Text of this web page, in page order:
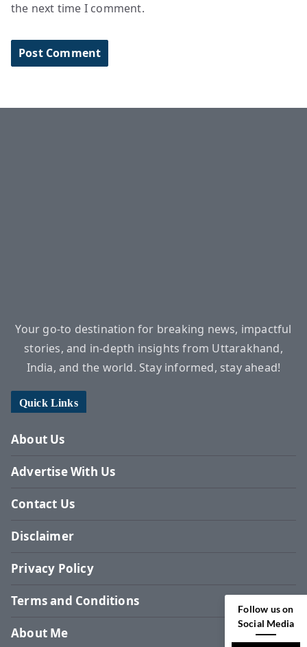
the next time I comment.
Your go-to destination for breaking news, impactful
stories, and in-depth insights from Uttarakhand,
India, and the world. Stay informed, stay ahead!
Quick Links
About Us
Advertise With Us
Contact Us
Disclaimer
Privacy Policy
Terms and Conditions
About Me
Follow us on
Social Media